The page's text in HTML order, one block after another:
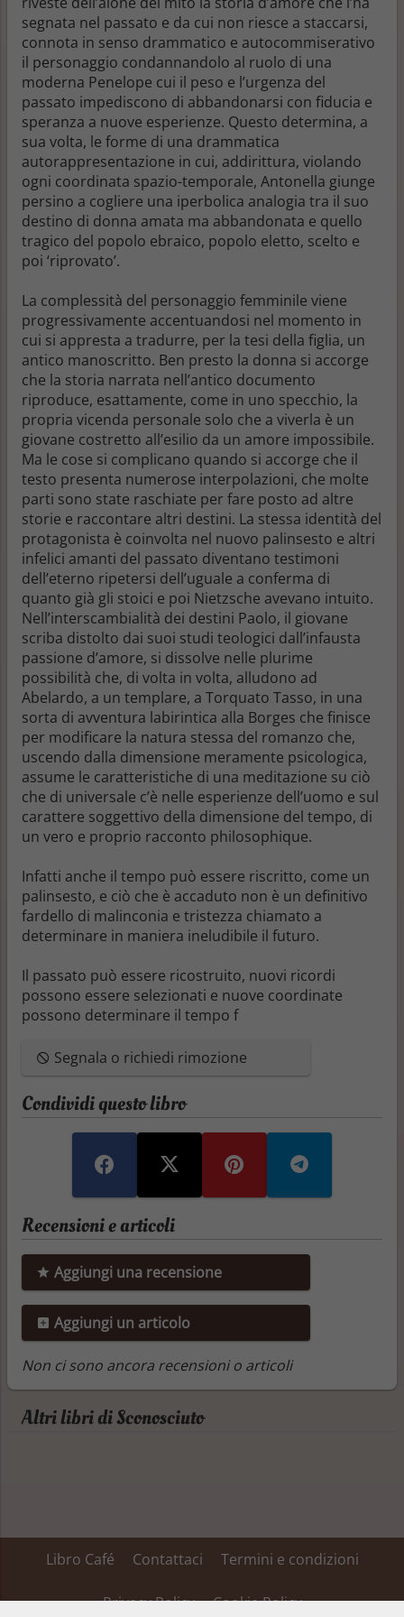
segnata nel passato e da cui non riesce a staccarsi,
connota in senso drammatico e autocommiserativo
il personaggio condannandolo al ruolo di una
moderna Penelope cui il peso e l’urgenza del
passato impediscono di abbandonarsi con fiducia e
speranza a nuove esperienze. Questo determina, a
sua volta, le forme di una drammatica
autorappresentazione in cui, addirittura, violando
ogni coordinata spazio-temporale, Antonella giunge
persino a cogliere una iperbolica analogia tra il suo
destino di donna amata ma abbandonata e quello
tragico del popolo ebraico, popolo eletto, scelto e
poi ‘riprovato’.
La complessità del personaggio femminile viene
progressivamente accentuandosi nel momento in
cui si appresta a tradurre, per la tesi della figlia, un
antico manoscritto. Ben presto la donna si accorge
che la storia narrata nell’antico documento
riproduce, esattamente, come in uno specchio, la
propria vicenda personale solo che a viverla è un
giovane costretto all’esilio da un amore impossibile.
Ma le cose si complicano quando si accorge che il
testo presenta numerose interpolazioni, che molte
parti sono state raschiate per fare posto ad altre
storie e raccontare altri destini. La stessa identità del
protagonista è coinvolta nel nuovo palinsesto e altri
infelici amanti del passato diventano testimoni
dell’eterno ripetersi dell’uguale a conferma di
quanto già gli stoici e poi Nietzsche avevano intuito.
Nell’interscambialità dei destini Paolo, il giovane
scriba distolto dai suoi studi teologici dall’infausta
passione d’amore, si dissolve nelle plurime
possibilità che, di volta in volta, alludono ad
Abelardo, a un templare, a Torquato Tasso, in una
sorta di avventura labirintica alla Borges che finisce
per modificare la natura stessa del romanzo che,
uscendo dalla dimensione meramente psicologica,
assume le caratteristiche di una meditazione su ciò
che di universale c’è nelle esperienze dell’uomo e sul
carattere soggettivo della dimensione del tempo, di
un vero e proprio racconto philosophique.
Infatti anche il tempo può essere riscritto, come un
palinsesto, e ciò che è accaduto non è un definitivo
fardello di malinconia e tristezza chiamato a
determinare in maniera ineludibile il futuro.
Il passato può essere ricostruito, nuovi ricordi
possono essere selezionati e nuove coordinate
possono determinare il tempo f
Segnala o richiedi rimozione
Condividi questo libro
Recensioni e articoli
Aggiungi una recensione
Aggiungi un articolo
Non ci sono ancora recensioni o articoli
Altri libri di Sconosciuto
Libro Café Contattaci Termini e condizioni
Privacy Policy Cookie Policy